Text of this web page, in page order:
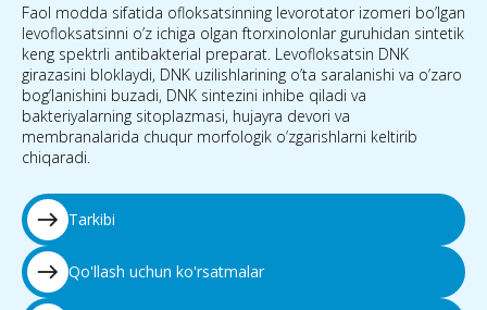
Faol modda sifatida ofloksatsinning levorotator izomeri bo’lgan
levofloksatsinni o’z ichiga olgan ftorxinolonlar guruhidan sintetik
keng spektrli antibakterial preparat. Levofloksatsin DNK
girazasini bloklaydi, DNK uzilishlarining o’ta saralanishi va o’zaro
bog’lanishini buzadi, DNK sintezini inhibe qiladi va
bakteriyalarning sitoplazmasi, hujayra devori va
membranalarida chuqur morfologik o’zgarishlarni keltirib
chiqaradi.
east Tarkibi
east Qo'llash uchun ko'rsatmalar